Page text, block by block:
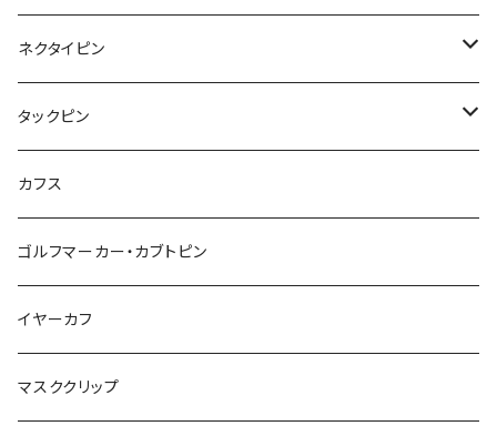
マーブル
カメオ
星
鳥
マーブル
こいのぼり
てんとう虫
鳥
食品
ハロウィン
カモフラージュ
square
天使
リボン
ブタ
フルーツ
アイスクリーム
マーブル
音楽
カメオ
ハート
羊
牛
カメ
イルカ
月
惑星
星
こいのぼり
カメラ
音楽
バイオリン
カメオ
バルーン
ハート
アルファベット
ハロウィン
紐
鳥
バルーン
マーブル
鳥
星
アルファベット
ハロウィン
カメオ
ネクタイピン
結び
スクエア
タックピン
結び
カフス
ゴルフマーカー・カブトピン
イヤーカフ
マスククリップ